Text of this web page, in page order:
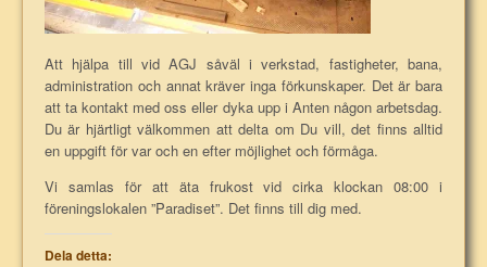
Att hjälpa till vid AGJ såväl i verkstad, fastigheter, bana,
administration och annat kräver inga förkunskaper. Det är bara
att ta kontakt med oss eller dyka upp i Anten någon arbetsdag.
Du är hjärtligt välkommen att delta om Du vill, det finns alltid
en uppgift för var och en efter möjlighet och förmåga.
Vi samlas för att äta frukost vid cirka klockan 08:00 i
föreningslokalen ”Paradiset”. Det finns till dig med.
Dela detta: